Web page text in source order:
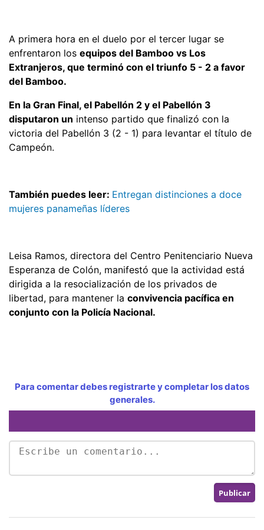
A primera hora en el duelo por el tercer lugar se
enfrentaron los equipos del Bamboo vs Los
Extranjeros, que terminó con el triunfo 5 - 2 a favor
del Bamboo.
En la Gran Final, el Pabellón 2 y el Pabellón 3
disputaron un intenso partido que finalizó con la
victoria del Pabellón 3 (2 - 1) para levantar el título de
Campeón.
También puedes leer: Entregan distinciones a doce
mujeres panameñas líderes
Leisa Ramos, directora del Centro Penitenciario Nueva
Esperanza de Colón, manifestó que la actividad está
dirigida a la resocialización de los privados de
libertad, para mantener la convivencia pacífica en
conjunto con la Policía Nacional.
Para comentar debes registrarte y completar los datos
generales.